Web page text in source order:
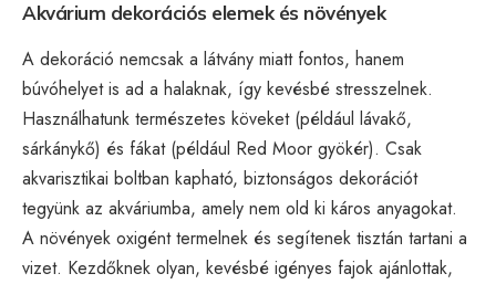
Akvárium dekorációs elemek és növények
A dekoráció nemcsak a látvány miatt fontos, hanem
búvóhelyet is ad a halaknak, így kevésbé stresszelnek.
Használhatunk természetes köveket (például lávakő,
sárkánykő) és fákat (például Red Moor gyökér). Csak
akvarisztikai boltban kapható, biztonságos dekorációt
tegyünk az akváriumba, amely nem old ki káros anyagokat.
A növények oxigént termelnek és segítenek tisztán tartani a
vizet. Kezdőknek olyan, kevésbé igényes fajok ajánlottak,